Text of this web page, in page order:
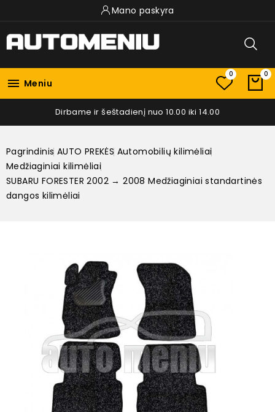
Mano paskyra
 Meniu
0 0
Dirbame ir šeštadienį nuo 10.00 iki 14.00
Pagrindinis AUTO PREKĖS Automobilių kilimėliai
Medžiaginiai kilimėliai
SUBARU FORESTER 2002 → 2008 Medžiaginiai standartinės
dangos kilimėliai